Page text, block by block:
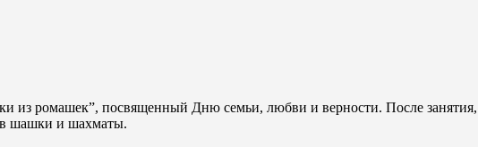
из ромашек”, посвященный Дню семьи, любви и верности. После занятия,
в шашки и шахматы.